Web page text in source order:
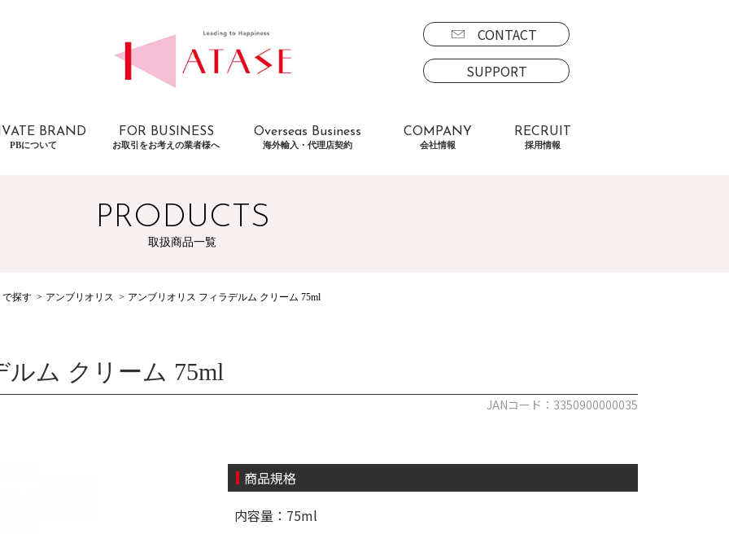
CONTACT
SUPPORT
BRAND
PBについて
FOR BUSINESS
お取引をお考えの業者様へ
Overseas Business
海外輸入・代理店契約
COMPANY
会社情報
RECRUIT
採用情報
PRODUCTS
取扱商品一覧
で探す アンブリオリス アンブリオリス フィラデルム クリーム 75ml
ム クリーム 75ml
JANコード：3350900000035
商品規格
内容量：75ml